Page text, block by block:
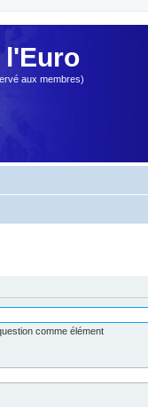
l'Euro
aux membres)
comme élément